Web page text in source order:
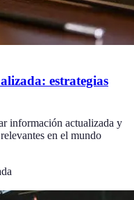
estrategias
información actualizada y
en el mundo